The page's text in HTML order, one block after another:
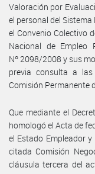
Valoración por
el personal del
el Convenio Colectivo
Nacional de Empleo
Nº 2098/2008 y sus
previa consulta a
Comisión Permanente
Que mediante el
homologó el Acta de
el Estado Empleador
citada Comisión
cláusula tercera del